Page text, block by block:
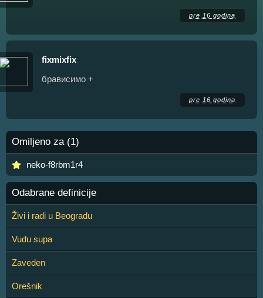
pre 16 godina
fixmixfix
брависимо +
pre 16 godina
Omiljeno za (1)
neko-f8rbm1r4
Odabrane definicije
Živi i radi u Beogradu
Vudu supa
Zaveden
Orešnik